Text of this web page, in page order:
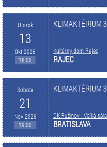
Utorok
13
Okt 2026
18:00
KLIMAKTÉRIUM 3
Kultúrny dom Rajec
RAJEC
Sobota
21
Nov 2026
19:00
KLIMAKTÉRIUM 3
DK Ružinov - Veľká sála
BRATISLAVA